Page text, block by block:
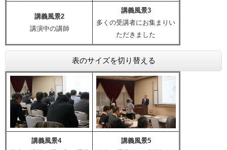
講義風景2
講演中の講師
講義風景3
多くの受講者にお集まりい
ただきました
表のサイズを切り替える
講義風景4
講義風景5